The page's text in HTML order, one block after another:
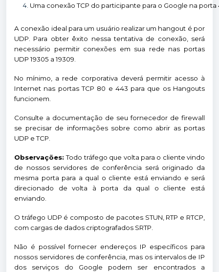
Uma conexão TCP do participante para o Google na porta
A conexão ideal para um usuário realizar um hangout é por
UDP. Para obter êxito nessa tentativa de conexão, será
necessário permitir conexões em sua rede nas portas
UDP 19305 a 19309.
No mínimo, a rede corporativa deverá permitir acesso à
Internet nas portas TCP 80 e 443 para que os Hangouts
funcionem.
Consulte a documentação de seu fornecedor de firewall
se precisar de informações sobre como abrir as portas
UDP e TCP.
Observações:Todo tráfego que volta para o cliente vindo
de nossos servidores de conferência será originado da
mesma porta para a qual o cliente está enviando e será
direcionado de volta à porta da qual o cliente está
enviando.
O tráfego UDP é composto de pacotes STUN, RTP e RTCP,
com cargas de dados criptografados SRTP.
Não é possível fornecer endereços IP específicos para
nossos servidores de conferência, mas os intervalos de IP
dos serviços do Google podem ser encontrados a